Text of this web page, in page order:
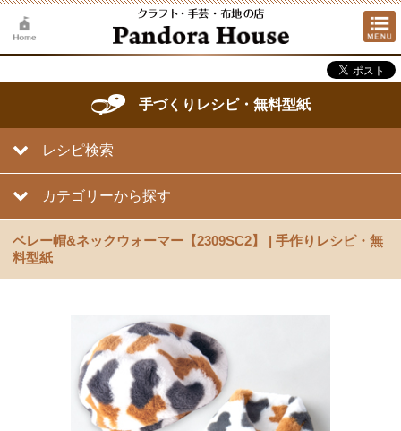
手づくりレシピ・無料型紙
レシピ検索
カテゴリーから探す
ベレー帽&ネックウォーマー【2309SC2】 | 手作りレシピ・無
料型紙